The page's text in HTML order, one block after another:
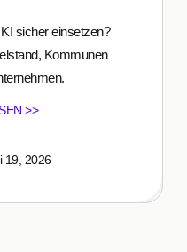
sicher einsetzen?
Kommunen
>>
19, 2026